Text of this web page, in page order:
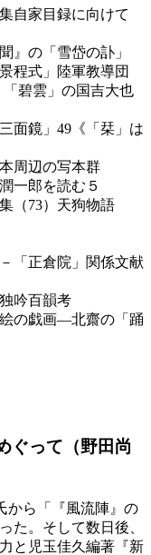
家目録に向けて
の「雪岱の訃」
式」陸軍教導団
碧雲」の国吉大也
面鏡」49《「栞」は
周辺の写本群
郎を読む５
（73）天狗物語
「正倉院」関係文献
吟百韻考
の戯画―北齋の「踊
ぐって（野田尚
から「『風流陣』の
た。そして数日後、
と児玉佳久編著『新